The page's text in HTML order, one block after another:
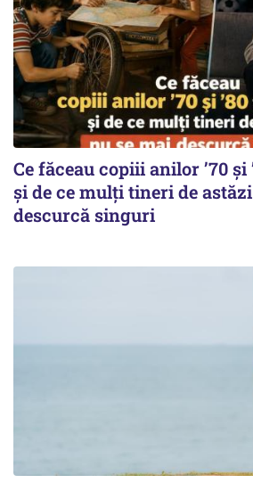
Ce făceau copiii anilor ’70 și
și de ce mulți tineri de
descurcă singuri